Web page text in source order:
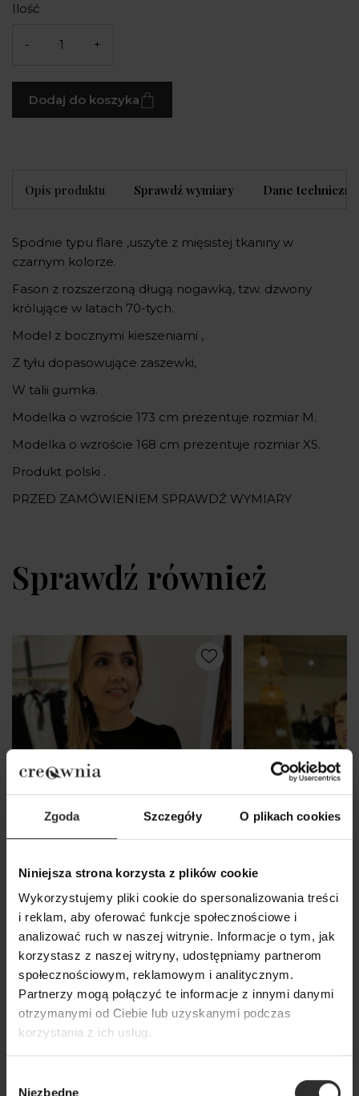
Zgoda Szczegóły O plikach cookies
Niniejsza strona korzysta z plików cookie
Wykorzystujemy pliki cookie do spersonalizowania treści
i reklam, aby oferować funkcje społecznościowe i
analizować ruch w naszej witrynie. Informacje o tym, jak
korzystasz z naszej witryny, udostępniamy partnerom
społecznościowym, reklamowym i analitycznym.
Partnerzy mogą połączyć te informacje z innymi danymi
otrzymanymi od Ciebie lub uzyskanymi podczas
korzystania z ich usług.
Niezbędne
Ilość
- +
Dodaj do koszyka
Opis produktu Sprawdź wymiary Dane techniczne
Spodnie typu flare ,uszyte z mięsistej tkaniny w
czarnym kolorze.
Fason z rozszerzoną długą nogawką, tzw. dzwony
królujące w latach 70-tych.
Model z bocznymi kieszeniami ,
Z tyłu dopasowujące zaszewki,
W talii gumka.
Modelka o wzroście 173 cm prezentuje rozmiar M.
Modelka o wzroście 168 cm prezentuje rozmiar XS.
Produkt polski .
PRZED ZAMÓWIENIEM SPRAWDŹ WYMIARY
Sprawdź również
Czarna Wiskozowa Bluzka z
długim bufiastym rękawem Bufki
Black
179,00 zł
Bawełniany Golf
czarnym Black
179,00 zł
Popularne produkty